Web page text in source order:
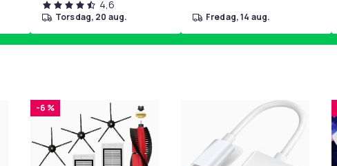
4,6
torsdag, 20 aug. fredag, 14 aug.
-6 %